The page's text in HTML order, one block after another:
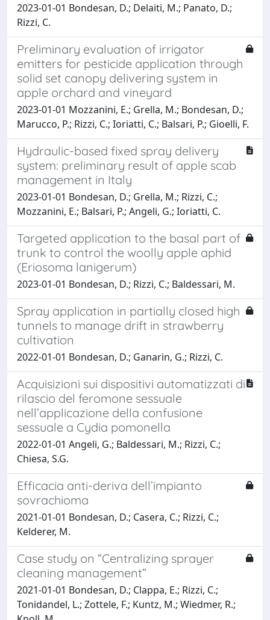
2023-01-01 Bondesan, D.; Delaiti, M.; Panato, D.;
Rizzi, C.
Preliminary evaluation of irrigator
emitters for pesticide application through
solid set canopy delivering system in
apple orchard and vineyard
2023-01-01 Mozzanini, E.; Grella, M.; Bondesan, D.;
Marucco, P.; Rizzi, C.; Ioriatti, C.; Balsari, P.; Gioelli, F.
Hydraulic-based fixed spray delivery
system: preliminary result of apple scab
management in Italy
2023-01-01 Bondesan, D.; Grella, M.; Rizzi, C.;
Mozzanini, E.; Balsari, P.; Angeli, G.; Ioriatti, C.
Targeted application to the basal part of
trunk to control the woolly apple aphid
(Eriosoma lanigerum)
2023-01-01 Bondesan, D.; Rizzi, C.; Baldessari, M.
Spray application in partially closed high
tunnels to manage drift in strawberry
cultivation
2022-01-01 Bondesan, D.; Ganarin, G.; Rizzi, C.
Acquisizioni sui dispositivi automatizzati di
rilascio del feromone sessuale
nell’applicazione della confusione
sessuale a Cydia pomonella
2022-01-01 Angeli, G.; Baldessari, M.; Rizzi, C.;
Chiesa, S.G.
Efficacia anti-deriva dell’impianto
sovrachioma
2021-01-01 Bondesan, D.; Casera, C.; Rizzi, C.;
Kelderer, M.
Case study on “Centralizing sprayer
cleaning management”
2021-01-01 Bondesan, D.; Clappa, E.; Rizzi, C.;
Tonidandel, L.; Zottele, F.; Kuntz, M.; Wiedmer, R.;